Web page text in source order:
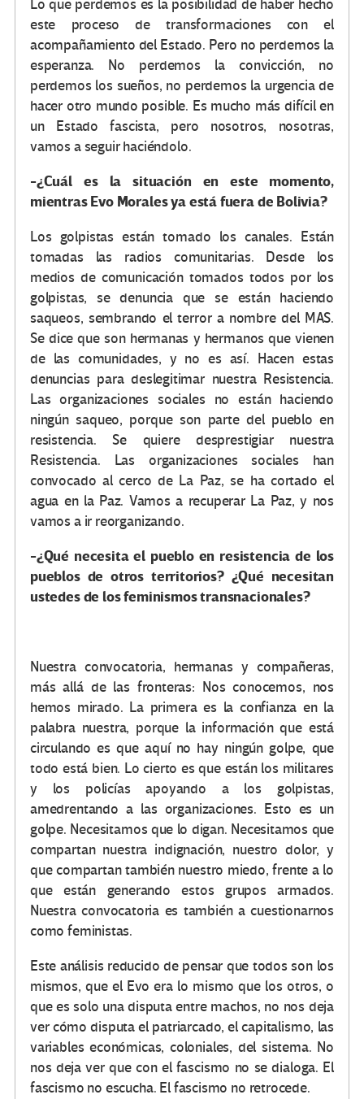
Lo que perdemos es la posibilidad de haber hecho
este proceso de transformaciones con el
acompañamiento del Estado. Pero no perdemos la
esperanza. No perdemos la convicción, no
perdemos los sueños, no perdemos la urgencia de
hacer otro mundo posible. Es mucho más difícil en
un Estado fascista, pero nosotros, nosotras,
vamos a seguir haciéndolo.
-¿Cuál es la situación en este momento,
mientras Evo Morales ya está fuera de Bolivia?
Los golpistas están tomado los canales. Están
tomadas las radios comunitarias. Desde los
medios de comunicación tomados todos por los
golpistas, se denuncia que se están haciendo
saqueos, sembrando el terror a nombre del MAS.
Se dice que son hermanas y hermanos que vienen
de las comunidades, y no es así. Hacen estas
denuncias para deslegitimar nuestra Resistencia.
Las organizaciones sociales no están haciendo
ningún saqueo, porque son parte del pueblo en
resistencia. Se quiere desprestigiar nuestra
Resistencia. Las organizaciones sociales han
convocado al cerco de La Paz, se ha cortado el
agua en la Paz. Vamos a recuperar La Paz, y nos
vamos a ir reorganizando.
-¿Qué necesita el pueblo en resistencia de los
pueblos de otros territorios? ¿Qué necesitan
ustedes de los feminismos transnacionales?
Nuestra convocatoria, hermanas y compañeras,
más allá de las fronteras: Nos conocemos, nos
hemos mirado. La primera es la confianza en la
palabra nuestra, porque la información que está
circulando es que aquí no hay ningún golpe, que
todo está bien. Lo cierto es que están los militares
y los policías apoyando a los golpistas,
amedrentando a las organizaciones. Esto es un
golpe. Necesitamos que lo digan. Necesitamos que
compartan nuestra indignación, nuestro dolor, y
que compartan también nuestro miedo, frente a lo
que están generando estos grupos armados.
Nuestra convocatoria es también a cuestionarnos
como feministas.
Este análisis reducido de pensar que todos son los
mismos, que el Evo era lo mismo que los otros, o
que es solo una disputa entre machos, no nos deja
ver cómo disputa el patriarcado, el capitalismo, las
variables económicas, coloniales, del sistema. No
nos deja ver que con el fascismo no se dialoga. El
fascismo no escucha. El fascismo no retrocede.